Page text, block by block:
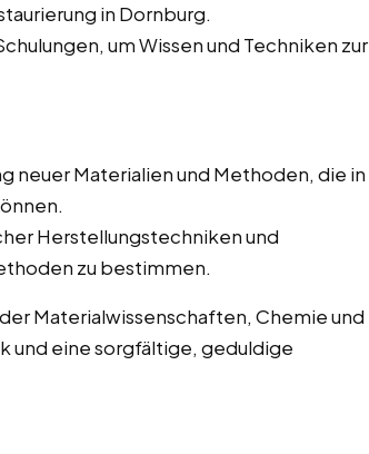
in Dornburg.
um Wissen und Techniken zur
neuer Materialien und Methoden, die in
Herstellungstechniken und
zu bestimmen.
Materialwissenschaften, Chemie und
und eine sorgfältige, geduldige